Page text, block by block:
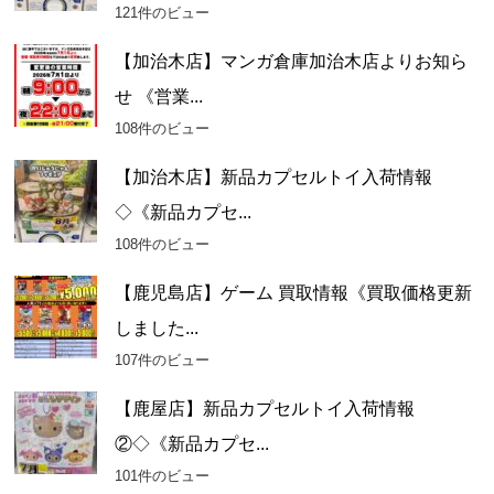
121件のビュー
【加治木店】マンガ倉庫加治木店よりお知ら
せ 《営業...
108件のビュー
【加治木店】新品カプセルトイ入荷情報
◇《新品カプセ...
108件のビュー
【鹿児島店】ゲーム 買取情報《買取価格更新
しました...
107件のビュー
【鹿屋店】新品カプセルトイ入荷情報
②◇《新品カプセ...
101件のビュー